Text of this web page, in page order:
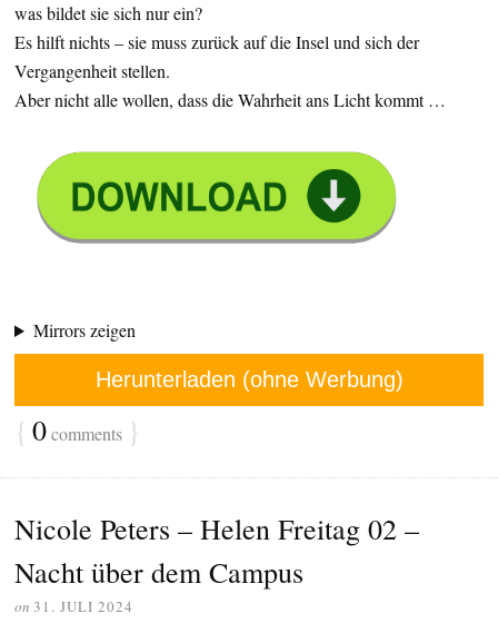
was bildet sie sich nur ein?
Es hilft nichts – sie muss zurück auf die Insel und sich der
Vergangenheit stellen.
Aber nicht alle wollen, dass die Wahrheit ans Licht kommt …
Mirrors zeigen
Herunterladen (ohne Werbung)
{ 0comments }
Nicole Peters – Helen Freitag 02 –
Nacht über dem Campus
on 31. JULI 2024